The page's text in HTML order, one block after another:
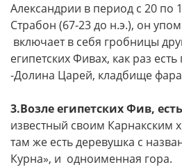
Александрии в период с 20 по
Страбон (67-23 до н.э.), он
включает в себя гробницы
египетских Фивах, как раз
-Долина Царей, кладбище
3.Возле египетских Фив,
известный своим Карнакским
там же есть деревушка с
Курна», и одноименная гора.